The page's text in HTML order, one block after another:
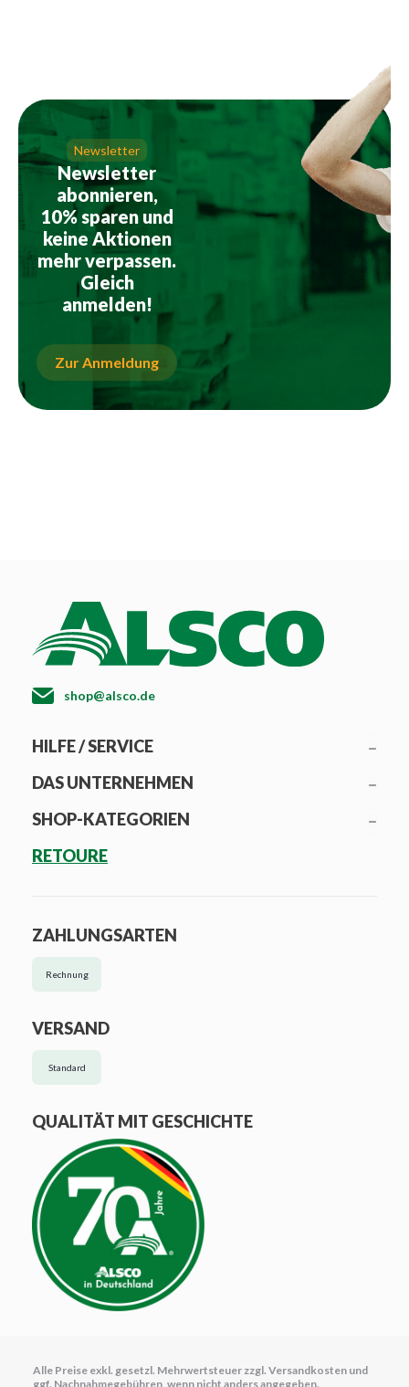
Newsletter
Newsletter
abonnieren,
10% sparen und
keine Aktionen
mehr verpassen.
Gleich
anmelden!
Zur Anmeldung
shop@alsco.de
HILFE / SERVICE
DAS UNTERNEHMEN
SHOP-KATEGORIEN
RETOURE
ZAHLUNGSARTEN
Rechnung
VERSAND
Standard
QUALITÄT MIT GESCHICHTE
Alle Preise exkl. gesetzl. Mehrwertsteuer zzgl. Versandkosten und
ggf. Nachnahmegebühren, wenn nicht anders angegeben.